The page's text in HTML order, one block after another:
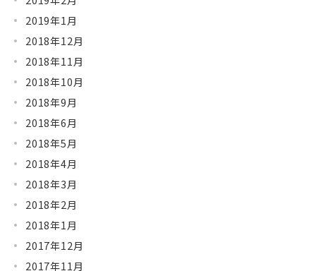
2019年1月
2018年12月
2018年11月
2018年10月
2018年9月
2018年6月
2018年5月
2018年4月
2018年3月
2018年2月
2018年1月
2017年12月
2017年11月